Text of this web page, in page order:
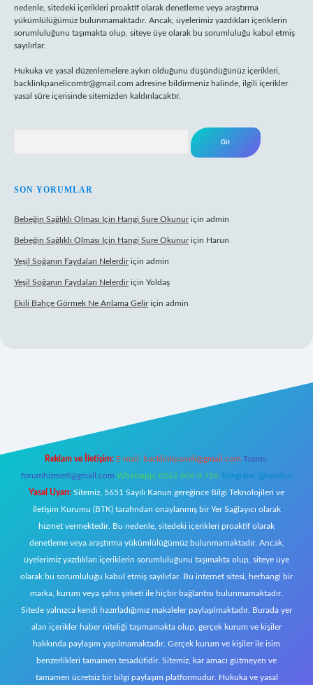
nedenle, sitedeki içerikleri proaktif olarak denetleme veya araştırma
yükümlülüğümüz bulunmamaktadır. Ancak, üyelerimiz yazdıkları içeriklerin
sorumluluğunu taşımakta olup, siteye üye olarak bu sorumluluğu kabul etmiş
sayılırlar.
Hukuka ve yasal düzenlemelere aykırı olduğunu düşündüğünüz içerikleri,
backlinkpanelicomtr@gmail.com adresine bildirmeniz halinde, ilgili içerikler
yasal süre içerisinde sitemizden kaldırılacaktır.
SON YORUMLAR
Bebeğin Sağlıklı Olması Için Hangi Sure Okunuriçin admin
Bebeğin Sağlıklı Olması Için Hangi Sure Okunuriçin Harun
Yeşil Soğanın Faydaları Nelerdiriçin admin
Yeşil Soğanın Faydaları Nelerdiriçin Yoldaş
Ekili Bahçe Görmek Ne Anlama Geliriçin admin
Reklam ve İletişim: E-mail: backlinkpaneli@gmail.com Teams:
forumhizmeti@gmail.com Whatsapp: 0262 606 0 726 Telegram: @karabul
Yasal Uyarı: Sitemiz, 5651 Sayılı Kanun gereğince Bilgi Teknolojileri ve
İletişim Kurumu (BTK) tarafından onaylanmış bir Yer Sağlayıcı olarak
hizmet vermektedir. Bu nedenle, sitedeki içerikleri proaktif olarak
denetleme veya araştırma yükümlülüğümüz bulunmamaktadır. Ancak,
üyelerimiz yazdıkları içeriklerin sorumluluğunu taşımakta olup, siteye üye
olarak bu sorumluluğu kabul etmiş sayılırlar. Bu internet sitesi, herhangi bir
marka, kurum veya şahıs şirketi ile hiçbir bağlantısı bulunmamaktadır.
Sitede yalnızca kendi hazırladığımız makaleler paylaşılmaktadır. Burada yer
alan içerikler haber niteliği taşımamakta olup, gerçek kurum ve kişiler
hakkında paylaşım yapılmamaktadır. Gerçek kurum ve kişiler ile isim
benzerlikleri tamamen tesadüfidir. Sitemiz, kar amacı gütmeyen ve
tamamen ücretsiz bir bilgi paylaşım platformudur. Hukuka ve yasal